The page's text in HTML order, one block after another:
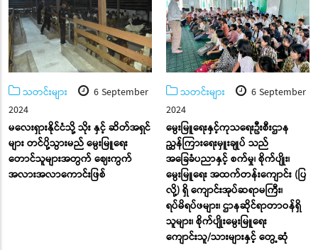
သတင်းများ
6 September
2024
မလေးရှားနိုင်ငံသို့ သိုး နှင့် ဆိတ်အရှင်
များ တင်ပို့သွားမည် မွေးမြူရေး
တောင်သူများအတွက် ဈေးကွက်
အလားအလာကောင်းဖြစ်
သတင်းများ
6 September
2024
မွေးမြူရေးနှင့်ကုသရေးဦးစီးဌာန
ညွှန်ကြားရေးမှူးချုပ် သည်
အခြေခံပညာနှင့် စက်မှု၊ စိုက်ပျိုး၊
မွေးမြူရေး အထက်တန်းကျောင်း (ပြ
လို့) ရှိ ကျောင်းအုပ်ဆရာမကြီး၊
ရပ်မိရပ်ဖများ၊ ဌာနဆိုင်ရာတာဝန်ရှိ
သူများ၊ စိုက်ပျိုးမွေးမြူရေး
ကျောင်းသူ/သားများနှင့် တွေ့ဆုံ